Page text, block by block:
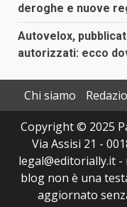
deroghe e nuove
Autovelox,
autorizzati: ecco
Chi siamo
Copyright © 2025
Via Assisi 21 -
legal@editorially.it
blog non è una
aggiornato